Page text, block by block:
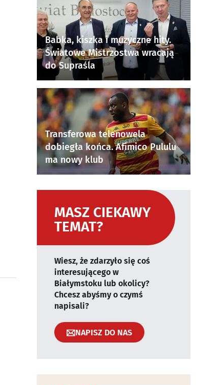
Babka, kiszka i muzyczne hity.
Światowe Mistrzostwa wracają
do Supraśla
Transferowa telenowela
dobiegła końca. Afimico Pululu
ma nowy klub
MASZ CIEKAWY
TEMAT?
Wiesz, że zdarzyło się coś
interesującego w
Białymstoku lub okolicy?
Chcesz abyśmy o czymś
napisali?
NAPISZ DO NAS